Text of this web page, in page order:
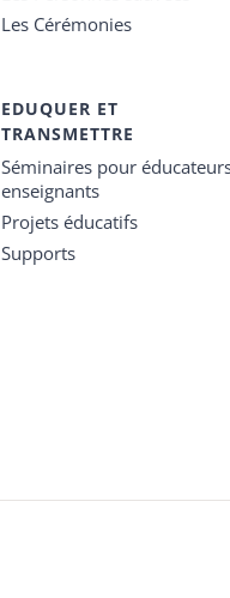
Les Cérémonies
EDUQUER ET
TRANSMETTRE
Séminaires pour
enseignants
Projets éducatifs
Supports